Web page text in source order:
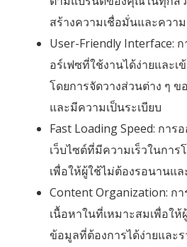
สร้างความเชื่อมั่นและควา
User-Friendly Interface:
อร์เฟซที่ใช้งานได้ง่ายและเ
โดยการจัดวางส่วนต่าง ๆ ข
และมีความเป็นระเบียบ
Fast Loading Speed: การ
เว็บไซต์ที่มีความเร็วในกา
เพื่อให้ผู้ใช้ไม่ต้องรอนานแ
Content Organization: กา
เนื้อหาในที่เหมาะสมเพื่อให้
ข้อมูลที่ต้องการได้ง่ายและ